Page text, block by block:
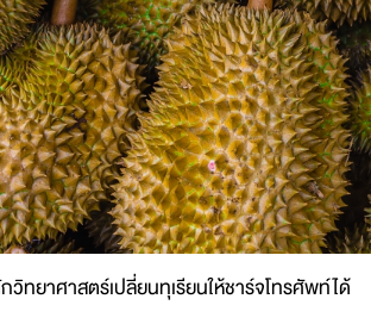
วิทยาศาสตร์เปลี่ยนทุเรียนให้ชาร์จโทรศัพท์ได้